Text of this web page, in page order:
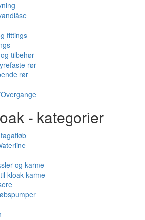
fittings
tilbehør
rør
rør
- kategorier
og karme
kloak karme